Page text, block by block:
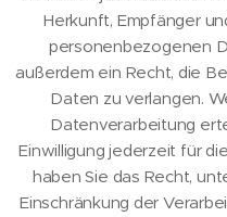
Herkunft, Empfänger
personenbezogenen
außerdem ein Recht, die
Daten zu verlangen.
Datenverarbeitung
Einwilligung jederzeit für
haben Sie das Recht,
Einschränkung der